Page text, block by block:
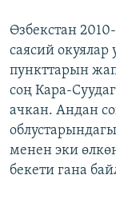
Өзбекстан
саясий окуялар
пункттарын
соң Кара-
ачкан. Андан
менен эки
бекети гана